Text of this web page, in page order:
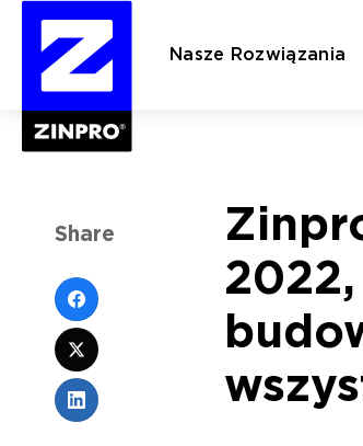
Nasze Rozwiązania
Share